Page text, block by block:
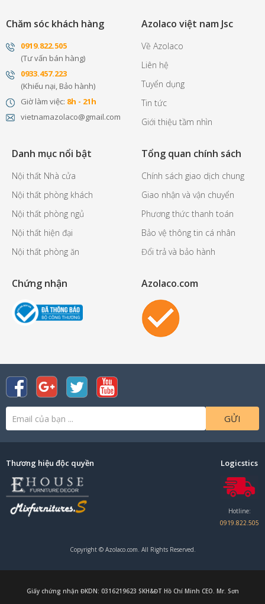
Chăm sóc khách hàng
0919.822.505
(Tư vấn bán hàng)
0933.457.223
(Khiếu nại, Bảo hành)
Giờ làm việc: 8h - 21h
vietnamazolaco@gmail.com
Azolaco việt nam Jsc
Về Azolaco
Liên hệ
Tuyển dụng
Tin tức
Giới thiệu tầm nhìn
Danh mục nổi bật
Nội thất Nhà cửa
Nội thất phòng khách
Nội thất phòng ngủ
Nội thất hiện đại
Nội thất phòng ăn
Tổng quan chính sách
Chính sách giao dịch chung
Giao nhận và vận chuyển
Phương thức thanh toán
Bảo vệ thông tin cá nhân
Đổi trả và bảo hành
Chứng nhận Azolaco.com
GỬI
Thương hiệu độc quyền Logicstics
Hotline:
0919.822.505
Copyright © Azolaco.com. All Rights Reserved.
Giấy chứng nhận ĐKDN: 0316219623 SKH&ĐT Hồ Chí Minh CEO. Mr. Sơn